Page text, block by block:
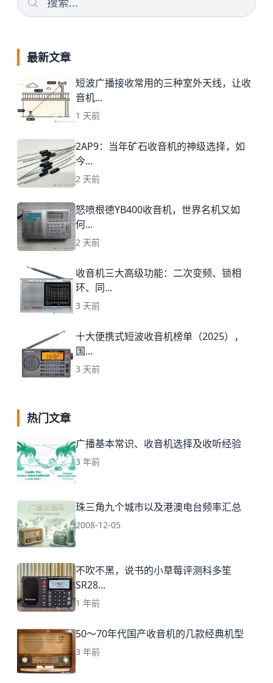
最新文章
短波广播接收常用的三种室外天线，让收
音机...
1 天前
2AP9：当年矿石收音机的神级选择，如
今...
2 天前
怒喷根德YB400收音机，世界名机又如
何...
2 天前
收音机三大高级功能：二次变频、锁相
环、同...
3 天前
十大便携式短波收音机榜单（2025），
国...
3 天前
热门文章
广播基本常识、收音机选择及收听经验
3 年前
珠三角九个城市以及港澳电台频率汇总
2008-12-05
不吹不黑，说书的小草莓评测科多笙
SR28...
1 年前
50～70年代国产收音机的几款经典机型
3 年前